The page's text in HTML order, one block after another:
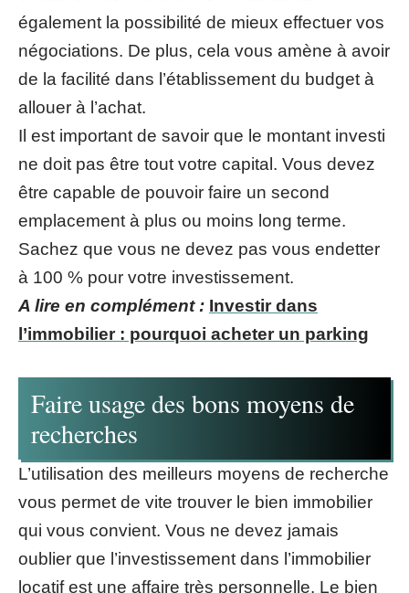
également la possibilité de mieux effectuer vos
négociations. De plus, cela vous amène à avoir
de la facilité dans l’établissement du budget à
allouer à l’achat.
Il est important de savoir que le montant investi
ne doit pas être tout votre capital. Vous devez
être capable de pouvoir faire un second
emplacement à plus ou moins long terme.
Sachez que vous ne devez pas vous endetter
à 100 % pour votre investissement.
A lire en complément : Investir dans
l’immobilier : pourquoi acheter un parking
Faire usage des bons moyens de
recherches
L’utilisation des meilleurs moyens de recherche
vous permet de vite trouver le bien immobilier
qui vous convient. Vous ne devez jamais
oublier que l’investissement dans l’immobilier
locatif est une affaire très personnelle. Le bien